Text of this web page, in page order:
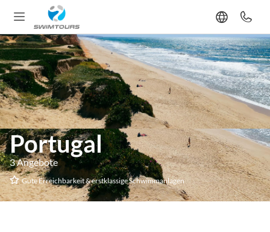
Portugal
3 Angebote
Gute Erreichbarkeit & erstklassige Schwimmanlagen